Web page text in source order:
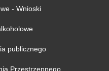
- Wnioski
publicznego
Przestrzennego